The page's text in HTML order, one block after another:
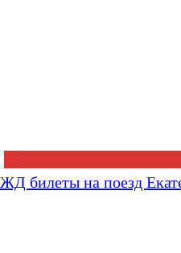
ЖД билеты на поезд